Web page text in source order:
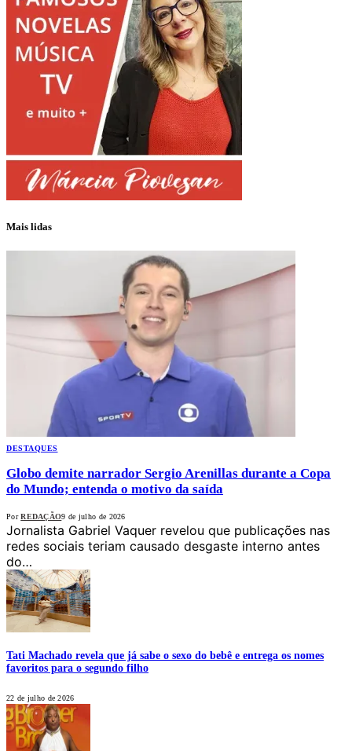
Mais lidas
DESTAQUES
Globo demite narrador Sergio Arenillas durante a Copa
do Mundo; entenda o motivo da saída
Por REDAÇÃO9 de julho de 2026
Jornalista Gabriel Vaquer revelou que publicações nas
redes sociais teriam causado desgaste interno antes
do…
Tati Machado revela que já sabe o sexo do bebê e entrega os nomes
favoritos para o segundo filho
22 de julho de 2026